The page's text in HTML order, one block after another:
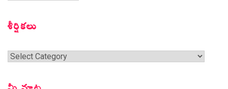
శీర్షికలు
శీర్షికలు